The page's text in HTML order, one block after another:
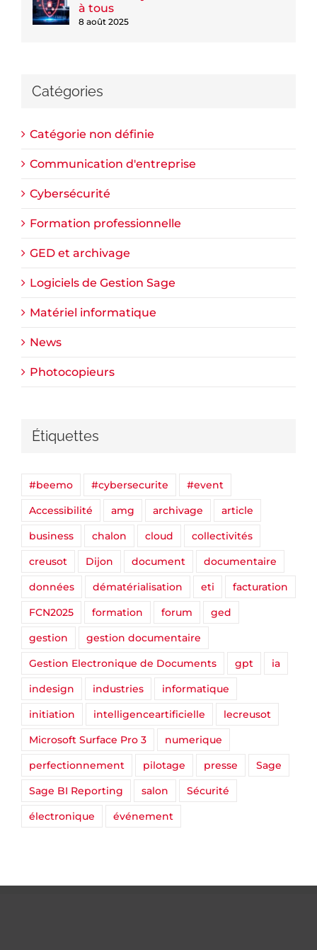
à tous
8 août 2025
Catégories
Catégorie non définie
Communication d'entreprise
Cybersécurité
Formation professionnelle
GED et archivage
Logiciels de Gestion Sage
Matériel informatique
News
Photocopieurs
Étiquettes
#beemo #cybersecurite
#event
Accessibilité
amg archivage
article
business
chalon cloud
collectivités
creusot
Dijon document
documentaire
données
dématérialisation eti
facturation
FCN2025
formation forum
ged
gestion
gestion documentaire
Gestion Electronique de Documents
gpt
ia
indesign
industries
informatique
initiation
intelligenceartificielle
lecreusot
Microsoft Surface Pro 3
numerique
perfectionnement
pilotage presse
Sage
Sage BI Reporting
salon
Sécurité
électronique
événement